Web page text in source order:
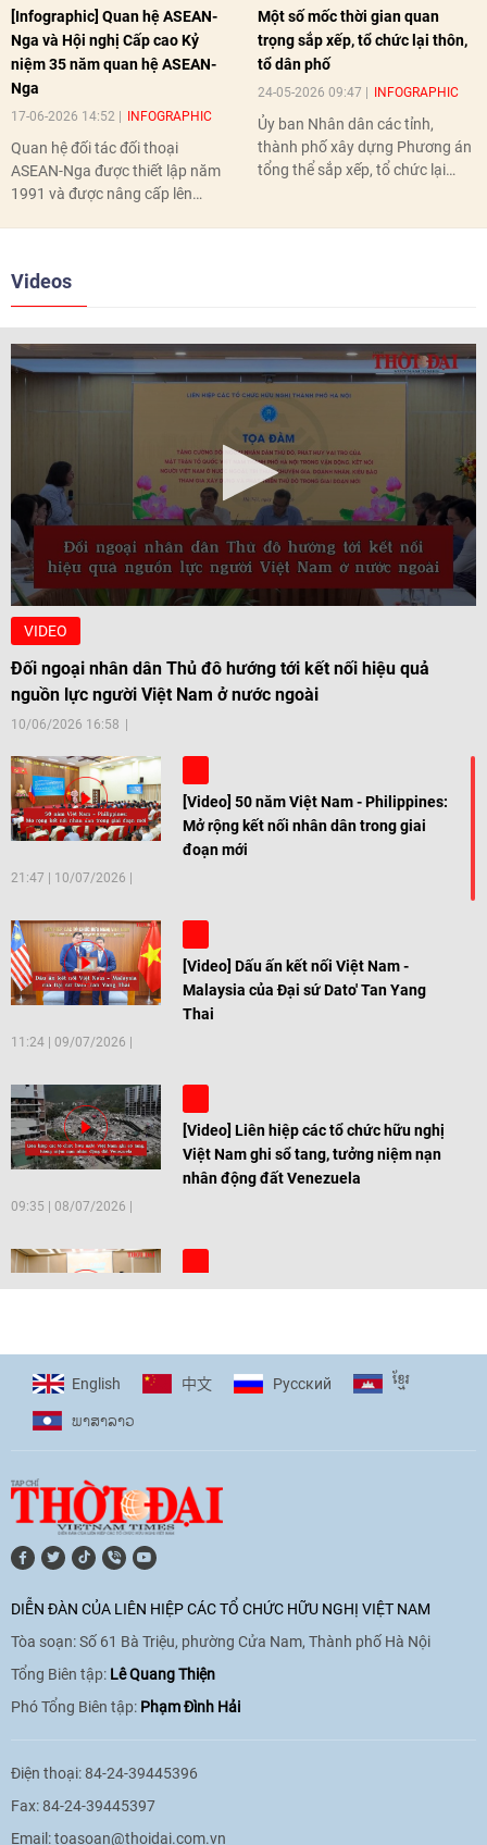
[Infographic] Quan hệ ASEAN-
Nga và Hội nghị Cấp cao Kỷ
niệm 35 năm quan hệ ASEAN-
Nga
17-06-2026 14:52 INFOGRAPHIC
Quan hệ đối tác đối thoại
ASEAN-Nga được thiết lập năm
1991 và được nâng cấp lên
2010, 2016, 2018, 2021.
Một số mốc thời gian quan
trọng sắp xếp, tổ chức lại thôn,
tổ dân phố
24-05-2026 09:47 INFOGRAPHIC
Ủy ban Nhân dân các tỉnh,
thành phố xây dựng Phương án
tổng thể sắp xếp, tổ chức lại
Videos
VIDEO
Đối ngoại nhân dân Thủ đô hướng tới kết nối hiệu quả
nguồn lực người Việt Nam ở nước ngoài
10/06/2026 16:58
[Video] 50 năm Việt Nam - Philippines:
Mở rộng kết nối nhân dân trong giai
đoạn mới
21:47 10/07/2026
[Video] Dấu ấn kết nối Việt Nam -
Malaysia của Đại sứ Dato' Tan Yang
Thai
11:24 09/07/2026
[Video] Liên hiệp các tổ chức hữu nghị
Việt Nam ghi sổ tang, tưởng niệm nạn
nhân động đất Venezuela
09:35 08/07/2026
[Video] Trẻ em Đông Á cùng kiến tạo
11:10|17/06/2026
hòa bình, hữu nghị giữa các dân tộc"
cho Đại sứ Hungary tại Việt Nam
17:25| 13/06/2026
English 中文 Pусский ខ្មែរ
ພາ​ສາ​ລາວ
DIỄN ĐÀN CỦA LIÊN HIỆP CÁC TỔ CHỨC HỮU NGHỊ VIỆT NAM
Tòa soạn: Số 61 Bà Triệu, phường Cửa Nam, Thành phố Hà Nội
Tổng Biên tập: Lê Quang Thiện
Phó Tổng Biên tập: Phạm Đình Hải
Điện thoại: 84-24-39445396
Fax: 84-24-39445397
Email:toasoan@thoidai.com.vn